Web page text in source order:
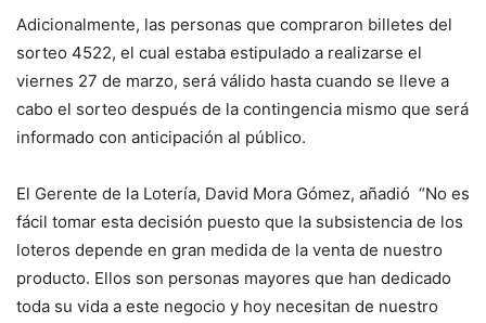
Adicionalmente, las personas que compraron billetes del
sorteo 4522, el cual estaba estipulado a realizarse el
viernes 27 de marzo, será válido hasta cuando se lleve a
cabo el sorteo después de la contingencia mismo que será
informado con anticipación al público.
El Gerente de la Lotería, David Mora Gómez, añadió “No es
fácil tomar esta decisión puesto que la subsistencia de los
loteros depende en gran medida de la venta de nuestro
producto. Ellos son personas mayores que han dedicado
toda su vida a este negocio y hoy necesitan de nuestro